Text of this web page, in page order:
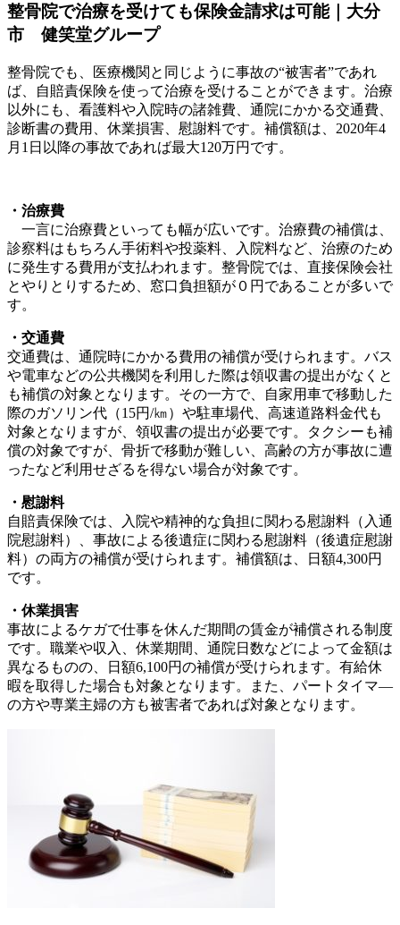
整骨院で治療を受けても保険金請求は可能｜大分
市 健笑堂グループ
整骨院でも、医療機関と同じように事故の“被害者”であれ
ば、自賠責保険を使って治療を受けることができます。治療
以外にも、看護料や入院時の諸雑費、通院にかかる交通費、
診断書の費用、休業損害、慰謝料です。補償額は、2020年4
月1日以降の事故であれば最大120万円です。
・治療費
一言に治療費といっても幅が広いです。治療費の補償は、
診察料はもちろん手術料や投薬料、入院料など、治療のため
に発生する費用が支払われます。整骨院では、直接保険会社
とやりとりするため、窓口負担額が０円であることが多いで
す。
・交通費
交通費は、通院時にかかる費用の補償が受けられます。バス
や電車などの公共機関を利用した際は領収書の提出がなくと
も補償の対象となります。その一方で、自家用車で移動した
際のガソリン代（15円/㎞）や駐車場代、高速道路料金代も
対象となりますが、領収書の提出が必要です。タクシーも補
償の対象ですが、骨折で移動が難しい、高齢の方が事故に遭
ったなど利用せざるを得ない場合が対象です。
・慰謝料
自賠責保険では、入院や精神的な負担に関わる慰謝料（入通
院慰謝料）、事故による後遺症に関わる慰謝料（後遺症慰謝
料）の両方の補償が受けられます。補償額は、日額4,300円
です。
・休業損害
事故によるケガで仕事を休んだ期間の賃金が補償される制度
です。職業や収入、休業期間、通院日数などによって金額は
異なるものの、日額6,100円の補償が受けられます。有給休
暇を取得した場合も対象となります。また、パートタイマ―
の方や専業主婦の方も被害者であれば対象となります。